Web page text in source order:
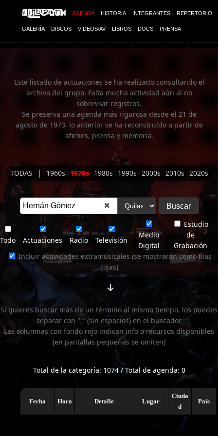
AGENDA HISTORIA INTEGRANTES REPERTORIO
GALERÍA DISCOS VIDEOS/AV LIBROS DOCS PRENSA
Imagen 01
Este listado de actuaciones se ha realizado consultando el
archivo del grupo. Falta mucha actividad aún al no
sobrevivir registros.
Se preserva una agenda más rigurosa desde el 21 de
agosto de 1973, lo anterior se ha reconstruído a partir de
afiches, prensa y memoria.
TODAS | 1960s 1970s 1980s 1990s 2000s 2010s 2020s
✖
Todo Actuaciones Radio Televisión
Medio
Digital
Estudio
de
Grabación
Incluir actividades extramusicales (se mostrarán como filas
rojas)
Si quieres buscar más de un término al mismo tiempo, los puedes
separar con ";" (sin espacios) en el buscador
Las columnas con fondo rojo indican info o recursos disponibles
(en pantallas pequeñas se omiten)
Total de la categoría: 1074 / Total de agenda: 0
Fecha Hora Detalle Lugar
Ciuda
d
País